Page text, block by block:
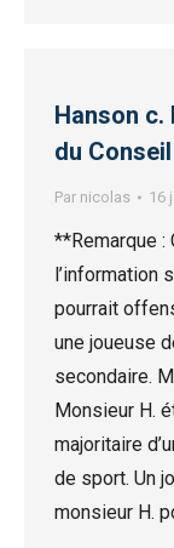
Hanson
du
Par nicolas 16
**Remarque :
l’information
pourrait
une joueuse
secondaire.
Monsieur H.
majoritaire
de sport. Un
monsieur H.